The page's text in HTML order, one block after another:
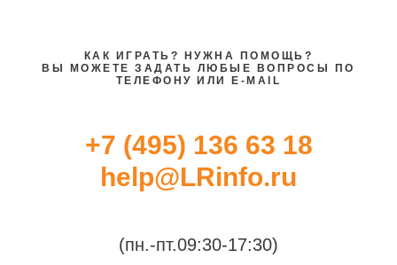
КАК ИГРАТЬ? НУЖНА ПОМОЩЬ?
ВЫ МОЖЕТЕ ЗАДАТЬ ЛЮБЫЕ ВОПРОСЫ ПО
ТЕЛЕФОНУ ИЛИ E-MAIL
+7 (495) 136 63 18
help@LRinfo.ru
(пн.-пт.09:30-17:30)